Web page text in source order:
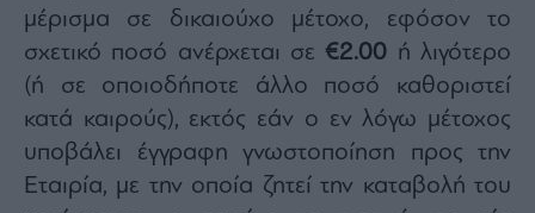
μέρισμα σε δικαιούχο μέτοχο, εφόσον το
σχετικό ποσό ανέρχεται σε €2.00 ή λιγότερο
(ή σε οποιοδήποτε άλλο ποσό καθοριστεί
κατά καιρούς), εκτός εάν ο εν λόγω μέτοχος
υποβάλει έγγραφη γνωστοποίηση προς την
Εταιρία, με την οποία ζητεί την καταβολή του